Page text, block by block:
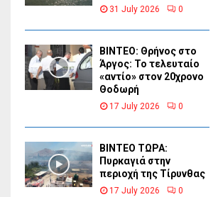
31 July 2026 0
ΒΙΝΤΕΟ: Θρήνος στο
Άργος: Το τελευταίο
«αντίο» στον 20χρονο
Θοδωρή
17 July 2026 0
ΒΙΝΤΕΟ ΤΩΡΑ:
Πυρκαγιά στην
περιοχή της Τίρυνθας
17 July 2026 0